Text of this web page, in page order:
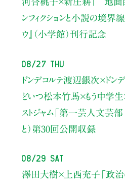
ンフィクションと小説の境界線
ウ』（小学館）刊行記念
08/27 Thu
ドンデコルテ渡辺銀次×ドン
どいつ松本竹馬×もう中学生
ストジャム「第一芸人文芸部
と） 第30回公開収録
08/29 Sat
澤田大樹×上西充子 「政